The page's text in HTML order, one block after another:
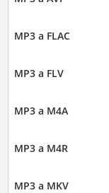
MP3 a FLAC
MP3 a FLV
MP3 a M4A
MP3 a M4R
MP3 a MKV